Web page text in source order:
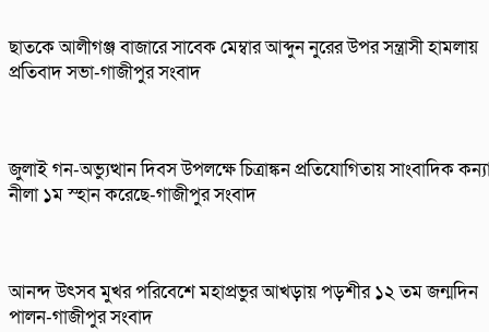
ছাতকে আলীগঞ্জ বাজারে সাবেক মেম্বার আব্দুন নুরের উপর সন্ত্রাসী হামলায়
প্রতিবাদ সভা-গাজীপুর সংবাদ
জুলাই গন-অভ্যুত্থান দিবস উপলক্ষে চিত্রাঙ্কন প্রতিযোগিতায় সাংবাদিক
নীলা ১ম স্হান করেছে-গাজীপুর সংবাদ
আনন্দ উৎসব মুখর পরিবেশে মহাপ্রভুর আখড়ায় পড়শীর ১২ তম জন্মদিন
পালন-গাজীপুর সংবাদ